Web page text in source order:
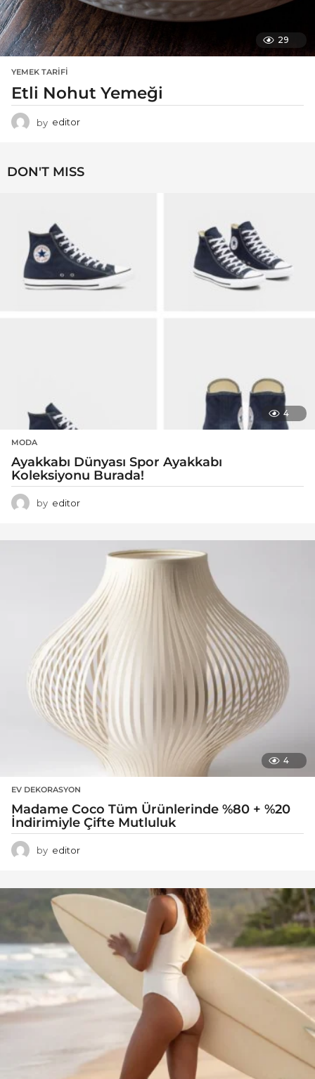
29
YEMEK TARIFI
Etli Nohut Yemeği
by editor
DON'T MISS
4
MODA
Ayakkabı Dünyası Spor Ayakkabı
Koleksiyonu Burada!
by editor
4
EV DEKORASYON
Madame Coco Tüm Ürünlerinde %80 + %20
İndirimiyle Çifte Mutluluk
by editor